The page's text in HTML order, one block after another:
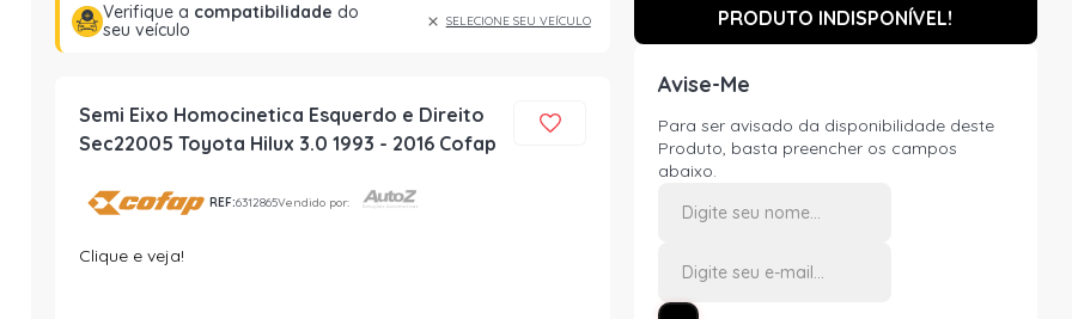
Verifique a compatibilidade do
seu veículo
SELECIONE SEU VEÍCULO
Semi Eixo Homocinetica Esquerdo e Direito
Sec22005 Toyota Hilux 3.0 1993 - 2016 Cofap
REF:6312865Vendido por:
Clique e veja!
PRODUTO INDISPONÍVEL!
Avise-Me
Para ser avisado da disponibilidade deste
Produto, basta preencher os campos
abaixo.